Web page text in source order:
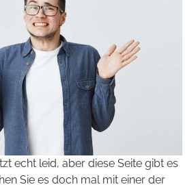
echt leid, aber diese Seite gibt es
Sie es doch mal mit einer der